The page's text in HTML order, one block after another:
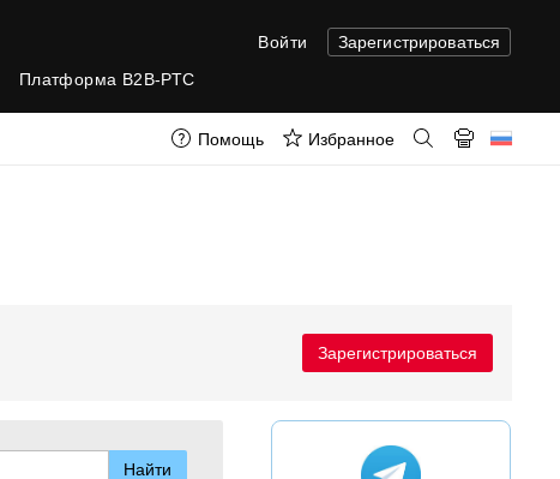
Войти
Зарегистрироваться
Платформа B2B-РТС
Помощь Избранное
Зарегистрироваться